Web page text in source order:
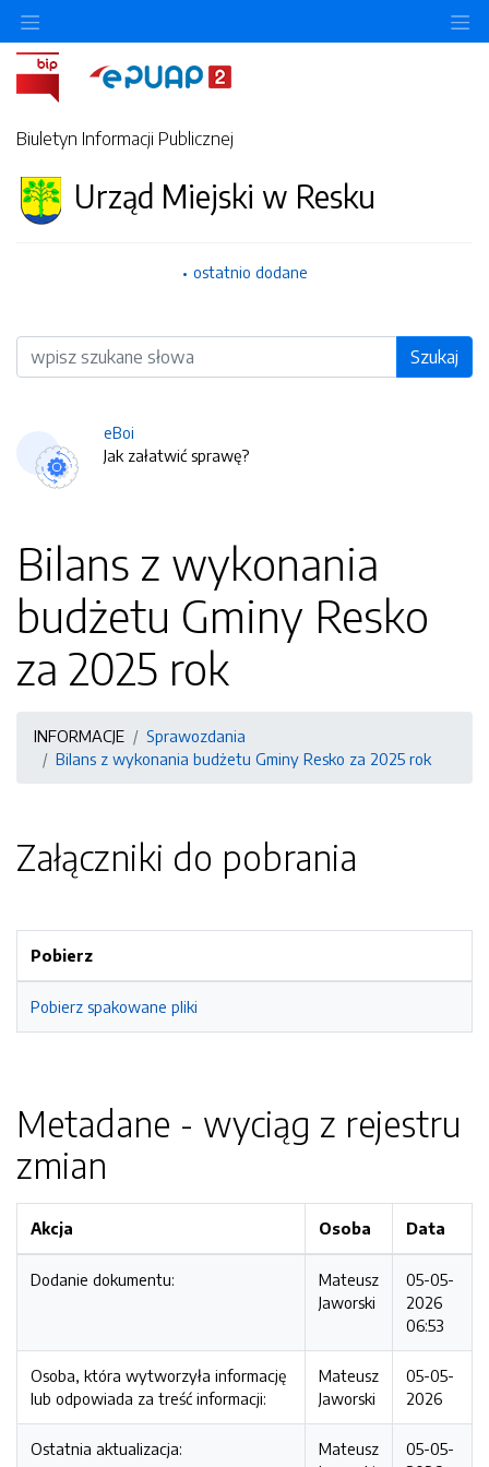
Biuletyn Informacji Publicznej
Urząd Miejski w Resku
ostatnio dodane
Wyszukiwarka Szukaj
eBoi
Jak załatwić sprawę?
Bilans z wykonania
budżetu Gminy Resko
za 2025 rok
INFORMACJE
Sprawozdania
Bilans z wykonania budżetu Gminy Resko za 2025 rok
Załączniki do pobrania
Pobierz
Pobierz spakowane pliki
Metadane - wyciąg z rejestru
zmian
Akcja Osoba Data
Dodanie dokumentu:
Mateusz
Jaworski
05-05-
2026
06:53
Osoba, która wytworzyła informację
lub odpowiada za treść informacji:
Mateusz
Jaworski
05-05-
2026
Ostatnia aktualizacja:
Mateusz
05-05-